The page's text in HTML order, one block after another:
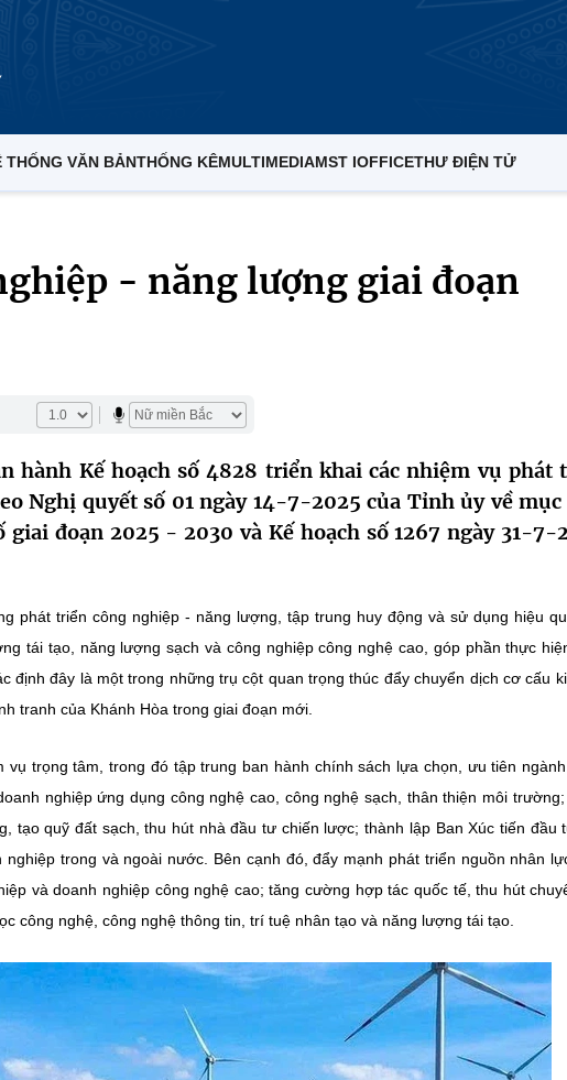
THỐNG VĂN BẢNTHỐNG KÊMULTIMEDIAMST IOFFICETHƯ ĐIỆN TỬ
- năng lượng giai đoạn
hành Kế hoạch số 4828 triển khai các nhiệm vụ phát
Nghị quyết số 01 ngày 14-7-2025 của Tỉnh ủy về
đoạn 2025 - 2030 và Kế hoạch số 1267 ngày 31-7-
phát triển công nghiệp - năng lượng, tập trung huy động và sử dụng hiệu
tái tạo, năng lượng sạch và công nghiệp công nghệ cao, góp phần thực
định đây là một trong những trụ cột quan trọng thúc đẩy chuyển dịch cơ cấu
tranh của Khánh Hòa trong giai đoạn mới.
vụ trọng tâm, trong đó tập trung ban hành chính sách lựa chọn, ưu tiên
nghiệp ứng dụng công nghệ cao, công nghệ sạch, thân thiện môi
tạo quỹ đất sạch, thu hút nhà đầu tư chiến lược; thành lập Ban Xúc tiến đầu
trong và ngoài nước. Bên cạnh đó, đẩy mạnh phát triển nguồn nhân
và doanh nghiệp công nghệ cao; tăng cường hợp tác quốc tế, thu hút
công nghệ, công nghệ thông tin, trí tuệ nhân tạo và năng lượng tái tạo.